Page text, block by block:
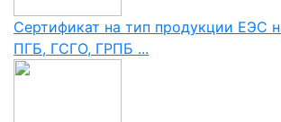
Сертификат на тип продукции ЕЭС
ПГБ, ГСГО, ГРПБ ...